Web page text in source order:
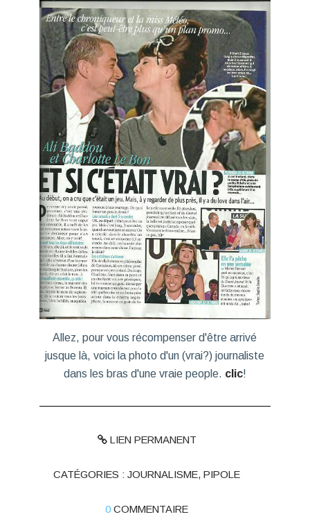
Allez, pour vous récompenser d'être arrivé
jusque là, voici la photo d'un (vrai?) journaliste
dans les bras d'une vraie people. clic!
LIEN PERMANENT
CATÉGORIES :JOURNALISME,PIPOLE
0 COMMENTAIRE